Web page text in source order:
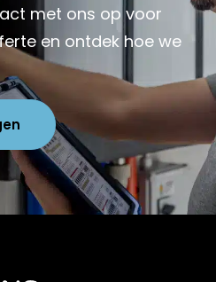
met ons op voor
en ontdek hoe we